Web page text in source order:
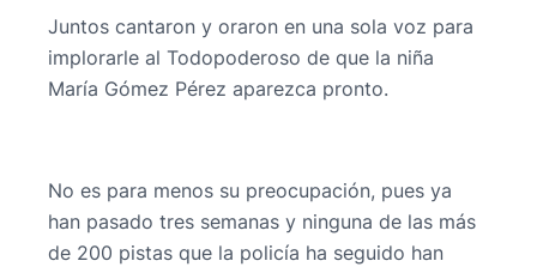
Juntos cantaron y oraron en una sola voz para
implorarle al Todopoderoso de que la niña
María Gómez Pérez aparezca pronto.
No es para menos su preocupación, pues ya
han pasado tres semanas y ninguna de las más
de 200 pistas que la policía ha seguido han